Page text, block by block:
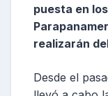
puesta en
realizarán
Desde el